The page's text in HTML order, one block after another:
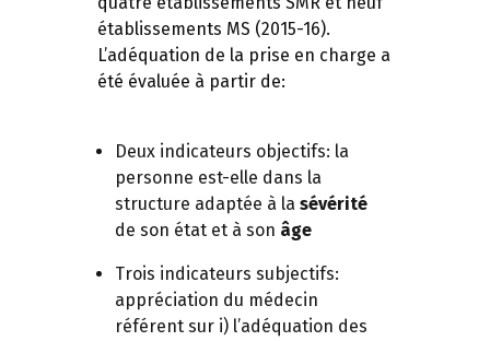
établissements MS (2015-16).
L’adéquation de la prise en charge a
été évaluée à partir de:
Deux indicateurs objectifs: la
personne est-elle dans la
structure adaptée à la sévérité
de son état et à son âge
Trois indicateurs subjectifs:
appréciation du médecin
référent sur i) l’adéquation des